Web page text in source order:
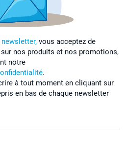
vous acceptez de
nos produits et nos promotions,
notre
.
à tout moment en cliquant sur
en bas de chaque newsletter